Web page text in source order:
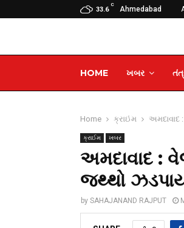
33.6
C
Ahmedabad
HOME ખબર
Home ક્રાઈમ અમદાવાદ
ક્રાઈમ ખબર
અમદાવાદ :
જથ્થો
by SAHAJANAND RAJPUT